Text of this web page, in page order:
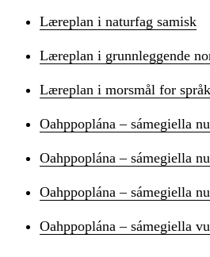
Læreplan i naturfag samisk
Læreplan i grunnleggende
Læreplan i morsmål for
Oahppoplána – sámegiella
Oahppoplána – sámegiella
Oahppoplána – sámegiella
Oahppoplána – sámegiella